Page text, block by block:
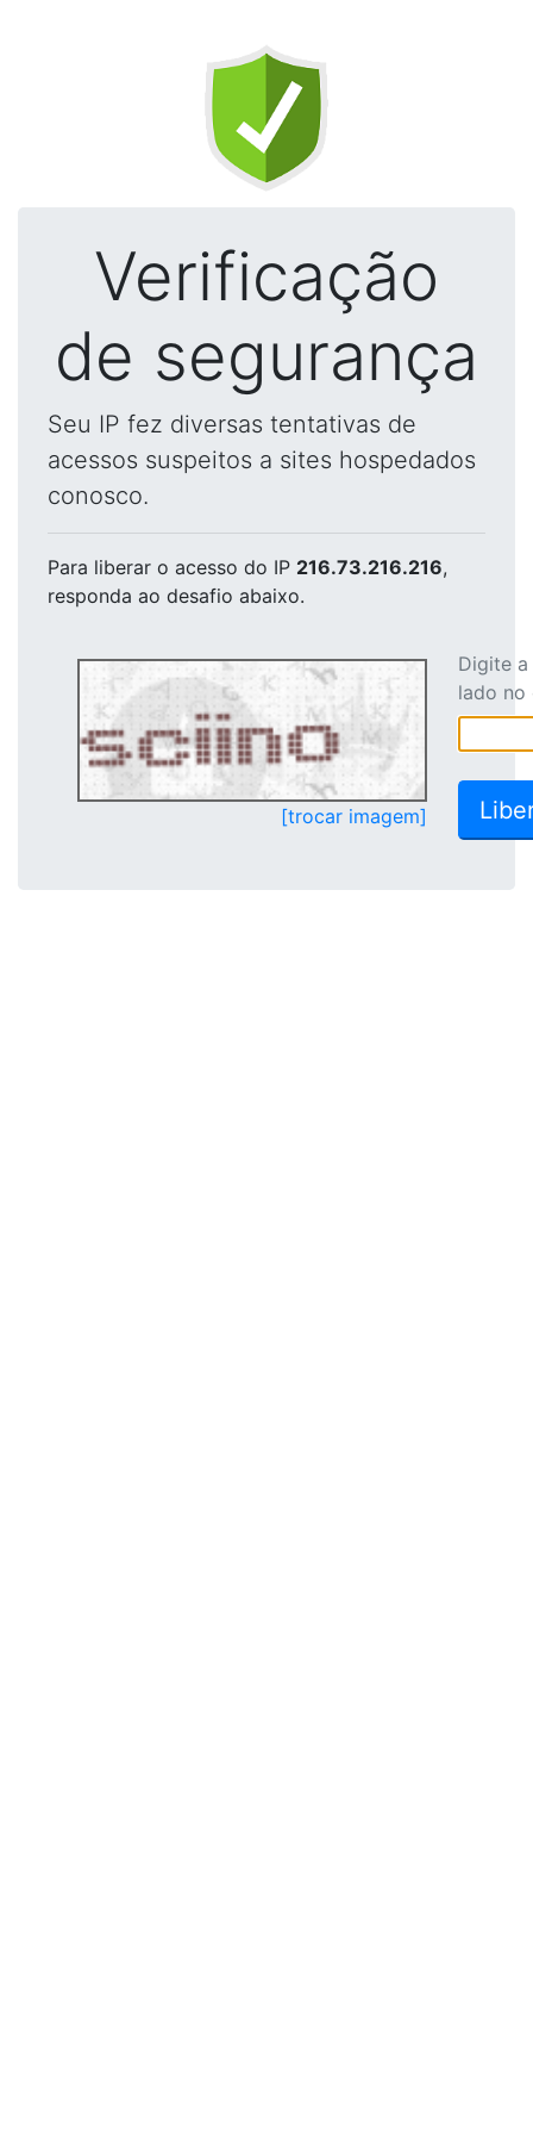
Verificação
de segurança
Seu IP fez diversas tentativas de
acessos suspeitos a sites hospedados
conosco.
Para liberar o acesso do IP 216.73.216.216,
responda ao desafio abaixo.
[trocar imagem]
Digite
lado no